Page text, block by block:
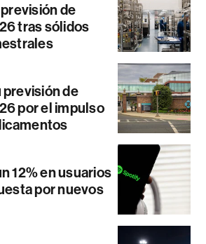
de
tras sólidos
de
por el impulso
12% en usuarios
por nuevos